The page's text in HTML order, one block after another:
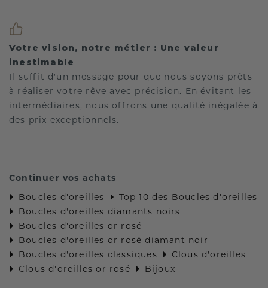
Votre vision, notre métier : Une valeur
inestimable
Il suffit d'un message pour que nous soyons prêts
à réaliser votre rêve avec précision. En évitant les
intermédiaires, nous offrons une qualité inégalée à
des prix exceptionnels.
Continuer vos achats
Boucles d'oreilles
Top 10 des Boucles d'oreilles
Boucles d'oreilles diamants noirs
Boucles d'oreilles or rosé
Boucles d'oreilles or rosé diamant noir
Boucles d'oreilles classiques
Clous d'oreilles
Clous d'oreilles or rosé
Bijoux